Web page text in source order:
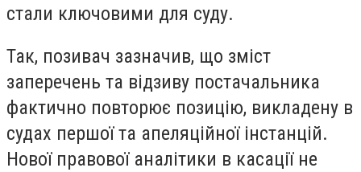
стали ключовими для суду.
Так, позивач зазначив, що зміст
заперечень та відзиву постачальника
фактично повторює позицію, викладену в
судах першої та апеляційної інстанцій.
Нової правової аналітики в касації не